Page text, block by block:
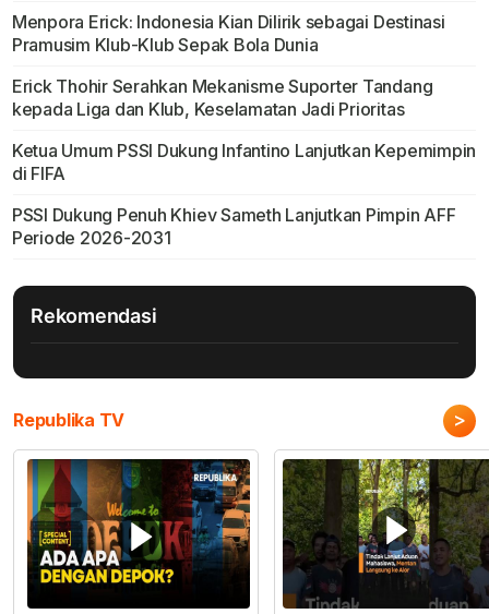
Menpora Erick: Indonesia Kian Dilirik sebagai Destinasi
Pramusim Klub-Klub Sepak Bola Dunia
Erick Thohir Serahkan Mekanisme Suporter Tandang
kepada Liga dan Klub, Keselamatan Jadi Prioritas
Ketua Umum PSSI Dukung Infantino Lanjutkan Kepemimpin
di FIFA
PSSI Dukung Penuh Khiev Sameth Lanjutkan Pimpin AFF
Periode 2026-2031
Rekomendasi
Republika TV >